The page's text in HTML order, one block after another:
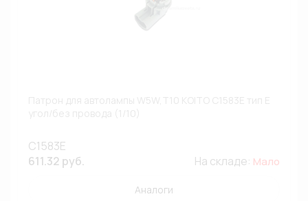
C1583E
611.32 руб.
На складе: Мало
Аналоги